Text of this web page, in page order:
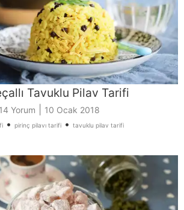
Tavuklu Pilav Tarifi
14 Yorum 10 Ocak 2018
• pirinç pilavı tarifi • tavuklu pilav tarifi